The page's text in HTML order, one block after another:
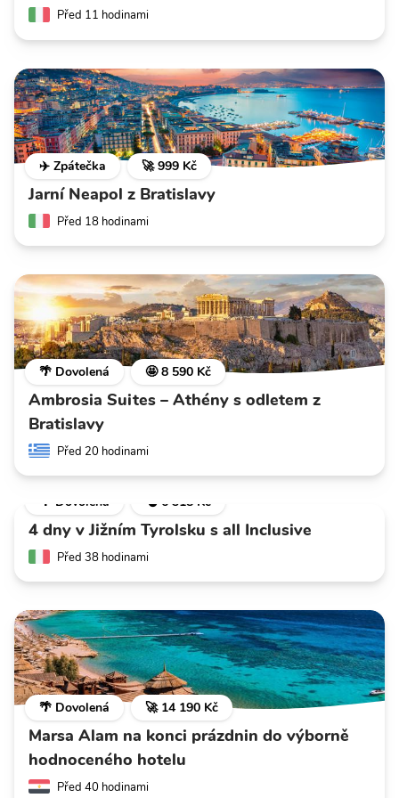
Před 11 hodinami
✈️ Zpátečka 🚀 999 Kč
Jarní Neapol z Bratislavy
Před 18 hodinami
🌴 Dovolená 🤩 8 590 Kč
Ambrosia Suites – Athény s odletem z
Bratislavy
Před 20 hodinami
🌴 Dovolená 💣 6 318 Kč
4 dny v Jižním Tyrolsku s all Inclusive
Před 38 hodinami
🌴 Dovolená 🚀 14 190 Kč
Marsa Alam na konci prázdnin do výborně
hodnoceného hotelu
Před 40 hodinami